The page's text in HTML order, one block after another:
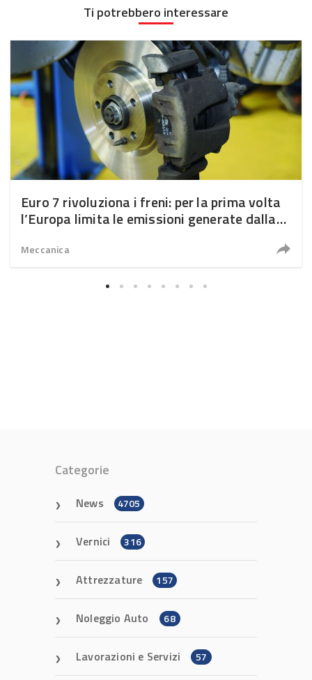
Ti potrebbero interessare
Euro 7 rivoluziona i freni: per la prima volta
l’Europa limita le emissioni generate dalla
Meccanica
Categorie
News 4705
Vernici 316
Attrezzature 157
Noleggio Auto 68
Lavorazioni e Servizi 57